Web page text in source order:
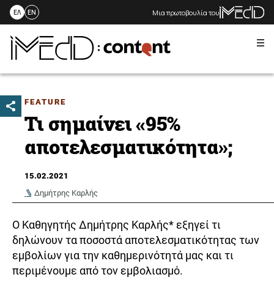
Skip
content
ΕΛ EN Μια πρωτοβουλία του
FEATURE
Τι σημαίνει «95%
αποτελεσματικότητα»;
15.02.2021
Δημήτρης Καρλής
Ο Καθηγητής Δημήτρης Καρλής* εξηγεί τι
δηλώνουν τα ποσοστά αποτελεσματικότητας των
εμβολίων για την καθημερινότητά μας και τι
περιμένουμε από τον εμβολιασμό.